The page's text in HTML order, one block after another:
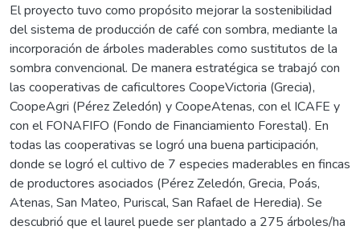
El proyecto tuvo como propósito mejorar la sostenibilidad
del sistema de producción de café con sombra, mediante la
incorporación de árboles maderables como sustitutos de la
sombra convencional. De manera estratégica se trabajó con
las cooperativas de caficultores CoopeVictoria (Grecia),
CoopeAgri (Pérez Zeledón) y CoopeAtenas, con el ICAFE y
con el FONAFIFO (Fondo de Financiamiento Forestal). En
todas las cooperativas se logró una buena participación,
donde se logró el cultivo de 7 especies maderables en fincas
de productores asociados (Pérez Zeledón, Grecia, Poás,
Atenas, San Mateo, Puriscal, San Rafael de Heredia). Se
descubrió que el laurel puede ser plantado a 275 árboles/ha